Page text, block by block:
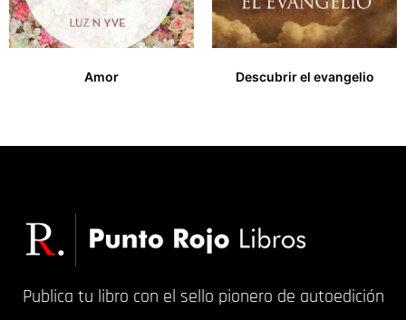
Amor
Descubrir el evangelio
Publica tu libro con el sello pionero de autoedición